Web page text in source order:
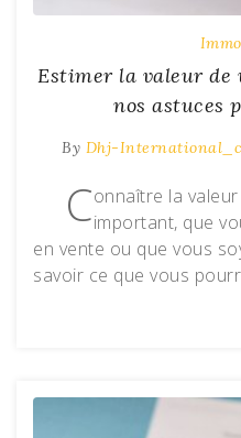
Estimer la valeur de
nos astuces
By Dhj-
Connaître la
important, que
en vente ou que vous
savoir ce que vous